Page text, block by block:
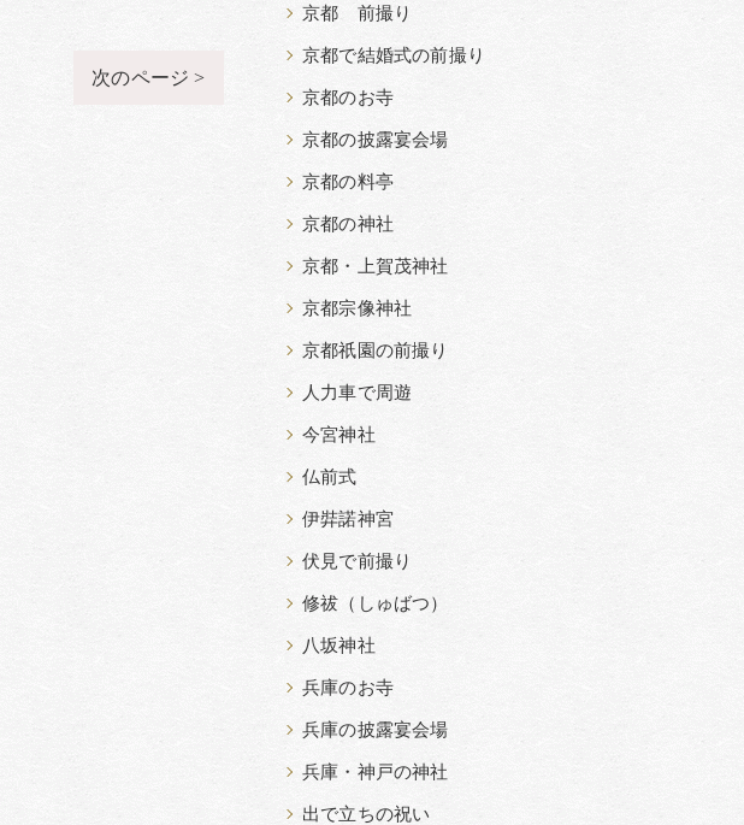
次のページ >
京都 前撮り
京都で結婚式の前撮り
京都のお寺
京都の披露宴会場
京都の料亭
京都の神社
京都・上賀茂神社
京都宗像神社
京都祇園の前撮り
人力車で周遊
今宮神社
仏前式
伊弉諾神宮
伏見で前撮り
修祓（しゅばつ）
八坂神社
兵庫のお寺
兵庫の披露宴会場
兵庫・神戸の神社
出で立ちの祝い